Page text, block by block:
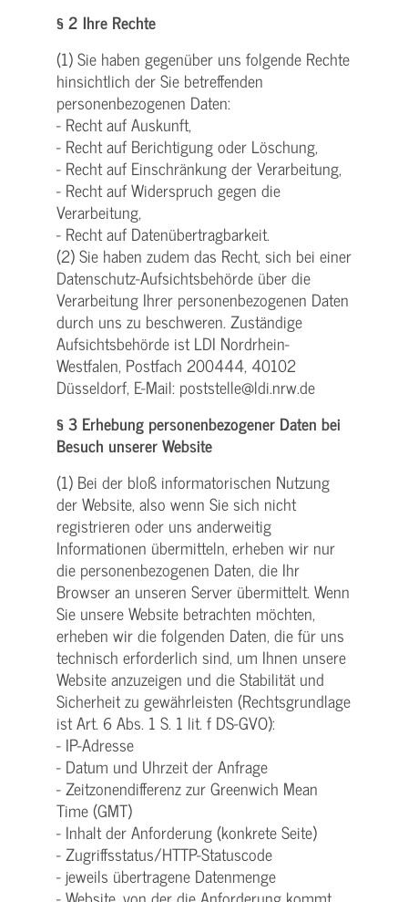
§ 2 Ihre Rechte
(1) Sie haben gegenüber uns folgende Rechte
hinsichtlich der Sie betreffenden
personenbezogenen Daten:
- Recht auf Auskunft,
- Recht auf Berichtigung oder Löschung,
- Recht auf Einschränkung der Verarbeitung,
- Recht auf Widerspruch gegen die
Verarbeitung,
- Recht auf Datenübertragbarkeit.
(2) Sie haben zudem das Recht, sich bei einer
Datenschutz-Aufsichtsbehörde über die
Verarbeitung Ihrer personenbezogenen Daten
durch uns zu beschweren. Zuständige
Aufsichtsbehörde ist LDI Nordrhein-
Westfalen, Postfach 200444, 40102
Düsseldorf, E-Mail: poststelle@ldi.nrw.de
§ 3 Erhebung personenbezogener Daten bei
Besuch unserer Website
(1) Bei der bloß informatorischen Nutzung
der Website, also wenn Sie sich nicht
registrieren oder uns anderweitig
Informationen übermitteln, erheben wir nur
die personenbezogenen Daten, die Ihr
Browser an unseren Server übermittelt. Wenn
Sie unsere Website betrachten möchten,
erheben wir die folgenden Daten, die für uns
technisch erforderlich sind, um Ihnen unsere
Website anzuzeigen und die Stabilität und
Sicherheit zu gewährleisten (Rechtsgrundlage
ist Art. 6 Abs. 1 S. 1 lit. f DS-GVO):
- IP-Adresse
- Datum und Uhrzeit der Anfrage
- Zeitzonendifferenz zur Greenwich Mean
Time (GMT)
- Inhalt der Anforderung (konkrete Seite)
- Zugriffsstatus/HTTP-Statuscode
- jeweils übertragene Datenmenge